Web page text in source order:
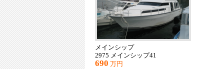
メインシップ
2975 メインシップ41
690 万円